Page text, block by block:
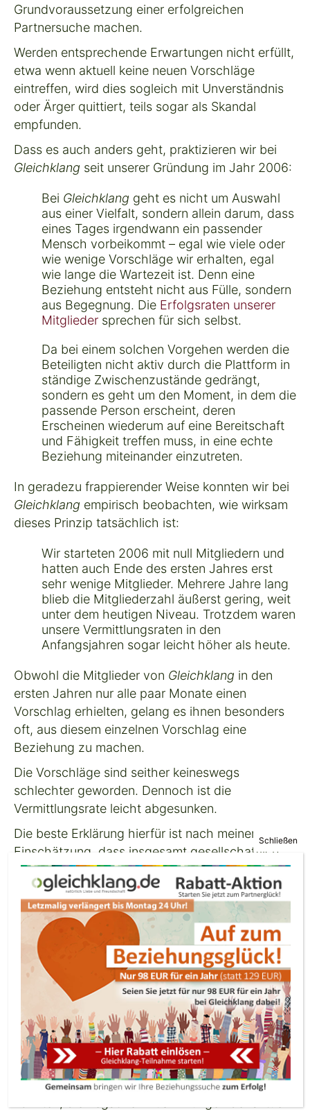
Grundvoraussetzung einer erfolgreichen
Partnersuche machen.
Werden entsprechende Erwartungen nicht erfüllt,
etwa wenn aktuell keine neuen Vorschläge
eintreffen, wird dies sogleich mit Unverständnis
oder Ärger quittiert, teils sogar als Skandal
empfunden.
Dass es auch anders geht, praktizieren wir bei
Gleichklang seit unserer Gründung im Jahr 2006:
Bei Gleichklang geht es nicht um Auswahl
aus einer Vielfalt, sondern allein darum, dass
eines Tages irgendwann ein passender
Mensch vorbeikommt – egal wie viele oder
wie wenige Vorschläge wir erhalten, egal
wie lange die Wartezeit ist. Denn eine
Beziehung entsteht nicht aus Fülle, sondern
aus Begegnung. Die Erfolgsraten unserer
Mitglieder sprechen für sich selbst.
Da bei einem solchen Vorgehen werden die
Beteiligten nicht aktiv durch die Plattform in
ständige Zwischenzustände gedrängt,
sondern es geht um den Moment, in dem die
passende Person erscheint, deren
Erscheinen wiederum auf eine Bereitschaft
und Fähigkeit treffen muss, in eine echte
Beziehung miteinander einzutreten.
In geradezu frappierender Weise konnten wir bei
Gleichklang empirisch beobachten, wie wirksam
dieses Prinzip tatsächlich ist:
Wir starteten 2006 mit null Mitgliedern und
hatten auch Ende des ersten Jahres erst
sehr wenige Mitglieder. Mehrere Jahre lang
blieb die Mitgliederzahl äußerst gering, weit
unter dem heutigen Niveau. Trotzdem waren
unsere Vermittlungsraten in den
Anfangsjahren sogar leicht höher als heute.
Obwohl die Mitglieder von Gleichklang in den
ersten Jahren nur alle paar Monate einen
Vorschlag erhielten, gelang es ihnen besonders
oft, aus diesem einzelnen Vorschlag eine
Beziehung zu machen.
Die Vorschläge sind seither keineswegs
schlechter geworden. Dennoch ist die
Vermittlungsrate leicht abgesunken.
Die beste Erklärung hierfür ist nach meiner
Einschätzung, dass insgesamt gesellschaftlich
die Bereitschaft – auch unterGleichklang-
Mitgliedern – gesunken ist, einen einzelnen
Vorschlag als das zu sehen, was er ist:
ein einzelner Mensch, eine reale Möglichkeit
für eine womöglich lebenslange Beziehung,
der das entsprechende Gewicht
beigemessen werden sollte.
Dass die Vermittlungsrate dennoch nur sehr
leicht gesunken ist, deutet gleichzeitig darauf
hin, dass wir mit unserem Ansatz, der zu einem
großen Teil auf psychologischer Information und
Bewusstmachung beruht, dazu beitragen